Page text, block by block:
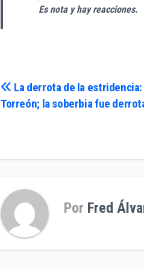
Es nota y hay reacciones.
Navegación
La derrota de la
Torreón; la soberbia fue
Por Fred